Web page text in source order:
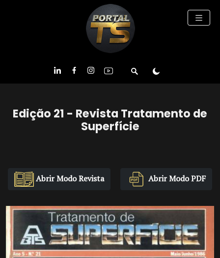
Edição 21 - Revista Tratamento de
Superfície
Abrir Modo Revista Abrir Modo PDF